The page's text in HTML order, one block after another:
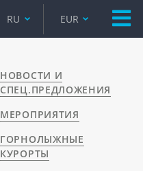
RU EUR
НОВОСТИ И
СПЕЦ.ПРЕДЛОЖЕНИЯ
МЕРОПРИЯТИЯ
ГОРНОЛЫЖНЫЕ
КУРОРТЫ